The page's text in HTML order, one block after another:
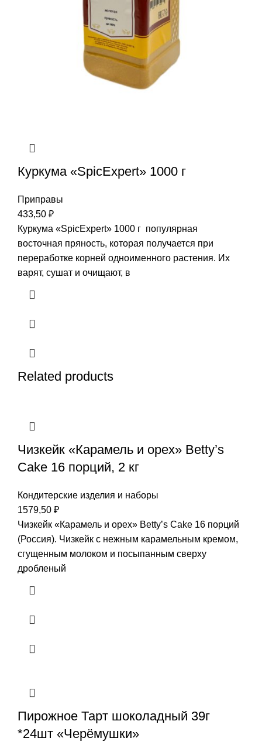
Куркума «SpicExpert» 1000 г
Приправы
433,50 ₽
Куркума «SpicExpert» 1000 г популярная
восточная пряность, которая получается при
переработке корней одноименного растения. Их
варят, сушат и очищают, в
Related products
Чизкейк «Карамель и орех» Betty’s
Cake 16 порций, 2 кг
Кондитерские изделия и наборы
1579,50 ₽
Чизкейк «Карамель и орех» Betty’s Cake 16 порций
(Россия). Чизкейк с нежным карамельным кремом,
сгущенным молоком и посыпанным сверху
дробленый
Пирожное Тарт шоколадный 39г
*24шт «Черёмушки»